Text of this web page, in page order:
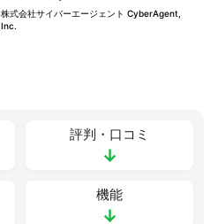
株式会社サイバーエージェント CyberAgent,
Inc.
評判・口コミ
↓
機能
↓